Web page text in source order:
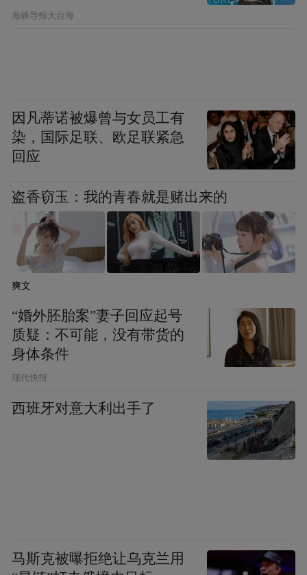
权负责人感慨道，“生物医药研发迭代快、投
成果‘刚出炉’就能获得法律保护。通过跨区域
调度开展预审工作，可以突破地域限制，快
速对接生物医药等产业特色鲜明、预审机制
期，同时快速授权能匹配药品临床试验、上
市申报的时间节点，为产品抢占市场先机提
供支撑，快速推进项目的产业化进程。”
此次全国首例跨区域预审案例的成功落地，
是江苏省内知识产权快速协同保护领域的一
次创新探索，对提升知识产权保护效率、赋
能产业创新发展具有重要意义。在推进过程
中，在江苏省知识产权局指导下，三家保护
中心密切协作，不仅联合厘清了跨区域预审
的流程规范和责任分工，还牵头形成了可复
制、可推广的工作模式，为后续全国范围内
机，进一步深化跨区域协同机制，细化服务
​海峡导报大台海
因凡蒂诺被爆曾与女员工有
染，国际足联、欧足联紧急
回应
盗香窃玉：我的青春就是赌出来的
爽文
“婚外胚胎案”妻子回应起号
质疑：不可能，没有带货的
身体条件
现代快报
西班牙对意大利出手了
马斯克被曝拒绝让乌克兰用